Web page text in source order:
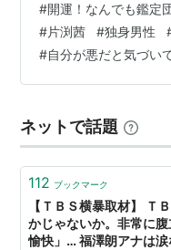
日本テレビ「エンタ
日本テレビ「[[真相
*1 2009年6月時点
ェミニストやツイフェ
能させていこうや。話
か、説明する。40代
父親とその趣味を共
「鑑定団で価値をは
頼…
#開運！なんでも鑑定
#片渕茜 #独身男性
#自分が悪だと気づい
ネットで話題
112 ブックマーク
【ＴＢＳ横暴取材】 Ｔ
かじゃないか。非常に
愉快」… 福澤朗アナは涙